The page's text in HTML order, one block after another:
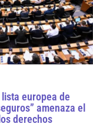
europea de
amenaza el
derechos